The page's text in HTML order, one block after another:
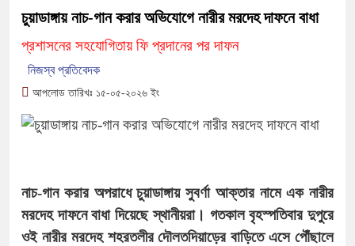
চুয়াডাঙ্গায় নাচ-গান করার অভিযোগে নারীর মরদেহ দাফনে বাধা
প্রশাসনের সহযোগিতায় ফি প্রদানের পর দাফন
নিজস্ব প্রতিবেদক
আপলোড তারিখঃ ১৫-০৫-২০২৬ ইং
নাচ-গান করার অপরাধে চুয়াডাঙ্গায় সুবর্ণা আক্তার নামে এক নারীর
মরদেহ দাফনে বাধা দিয়েছে স্থানীয়রা। গতকাল বৃহস্পতিবার দুপুরে
ওই নারীর মরদেহ শহরতলীর দৌলতদিয়াড়ের বাড়িতে এসে পৌঁছালে